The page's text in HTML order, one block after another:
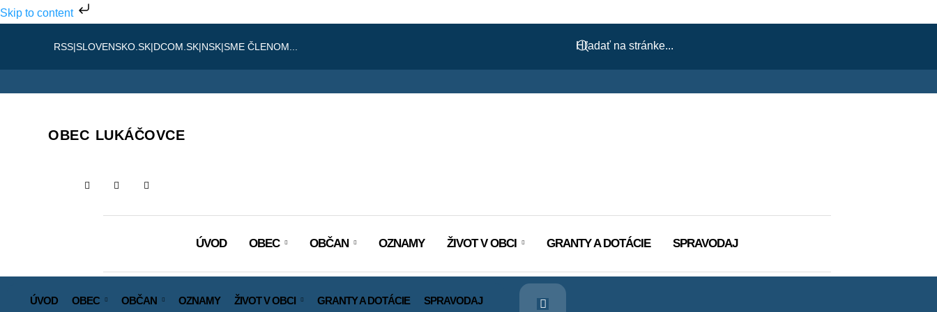
Skip to content
RSS|SLOVENSKO.SK|DCOM.SK|NSK|SME ČLENOM...
OBEC LUKÁČOVCE
ÚVOD OBEC OBČAN OZNAMY ŽIVOT V OBCI GRANTY A DOTÁCIE SPRAVODAJ
ÚVOD OBEC OBČAN OZNAMY ŽIVOT V OBCI GRANTY A DOTÁCIE SPRAVODAJ